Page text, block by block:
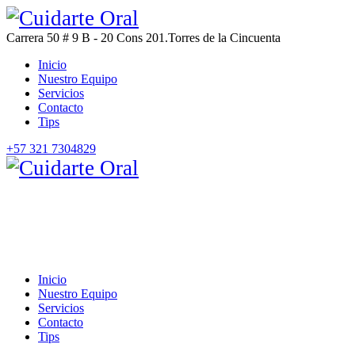
Carrera 50 # 9 B - 20 Cons 201.Torres de la Cincuenta
Inicio
Nuestro Equipo
Servicios
Contacto
Tips
+57 321 7304829
Inicio
Nuestro Equipo
Servicios
Contacto
Tips